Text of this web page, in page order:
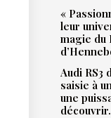
«
leur
magie du
Audi RS3
saisie à
une